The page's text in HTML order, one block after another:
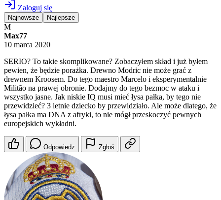
Zaloguj się
Najnowsze Najlepsze
M
Max77
10 marca 2020
SERIO? To takie skomplikowane? Zobaczyłem skład i już byłem
pewien, że będzie porażka. Drewno Modric nie może grać z
drewnem Kroosem. Do tego maestro Marcelo i eksperymentalnie
Militão na prawej obronie. Dodajmy do tego bezmoc w ataku i
wszystko jasne. Jak niskie IQ musi mieć łysa pałka, by tego nie
przewidzieć? 3 letnie dziecko by przewidziało. Ale może dlatego, że
łysa pałka ma DNA z afryki, to nie mógł przeskoczyć pewnych
europejskich wykładni.
Odpowiedz Zgłoś